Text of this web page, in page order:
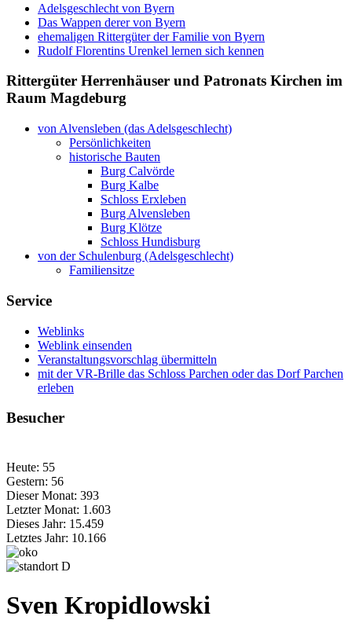
Adelsgeschlecht von Byern
Das Wappen derer von Byern
ehemaligen Rittergüter der Familie von Byern
Rudolf Florentins Urenkel lernen sich kennen
Rittergüter Herrenhäuser und Patronats Kirchen im
Raum Magdeburg
von Alvensleben (das Adelsgeschlecht)
Persönlichkeiten
historische Bauten
Burg Calvörde
Burg Kalbe
Schloss Erxleben
Burg Alvensleben
Burg Klötze
Schloss Hundisburg
von der Schulenburg (Adelsgeschlecht)
Familiensitze
Service
Weblinks
Weblink einsenden
Veranstaltungsvorschlag übermitteln
mit der VR-Brille das Schloss Parchen oder das Dorf Parchen
erleben
Besucher
Heute: 55
Gestern: 56
Dieser Monat: 393
Letzter Monat: 1.603
Dieses Jahr: 15.459
Letztes Jahr: 10.166
Sven Kropidlowski